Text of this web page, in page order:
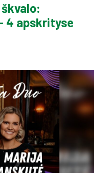
4 apskrityse